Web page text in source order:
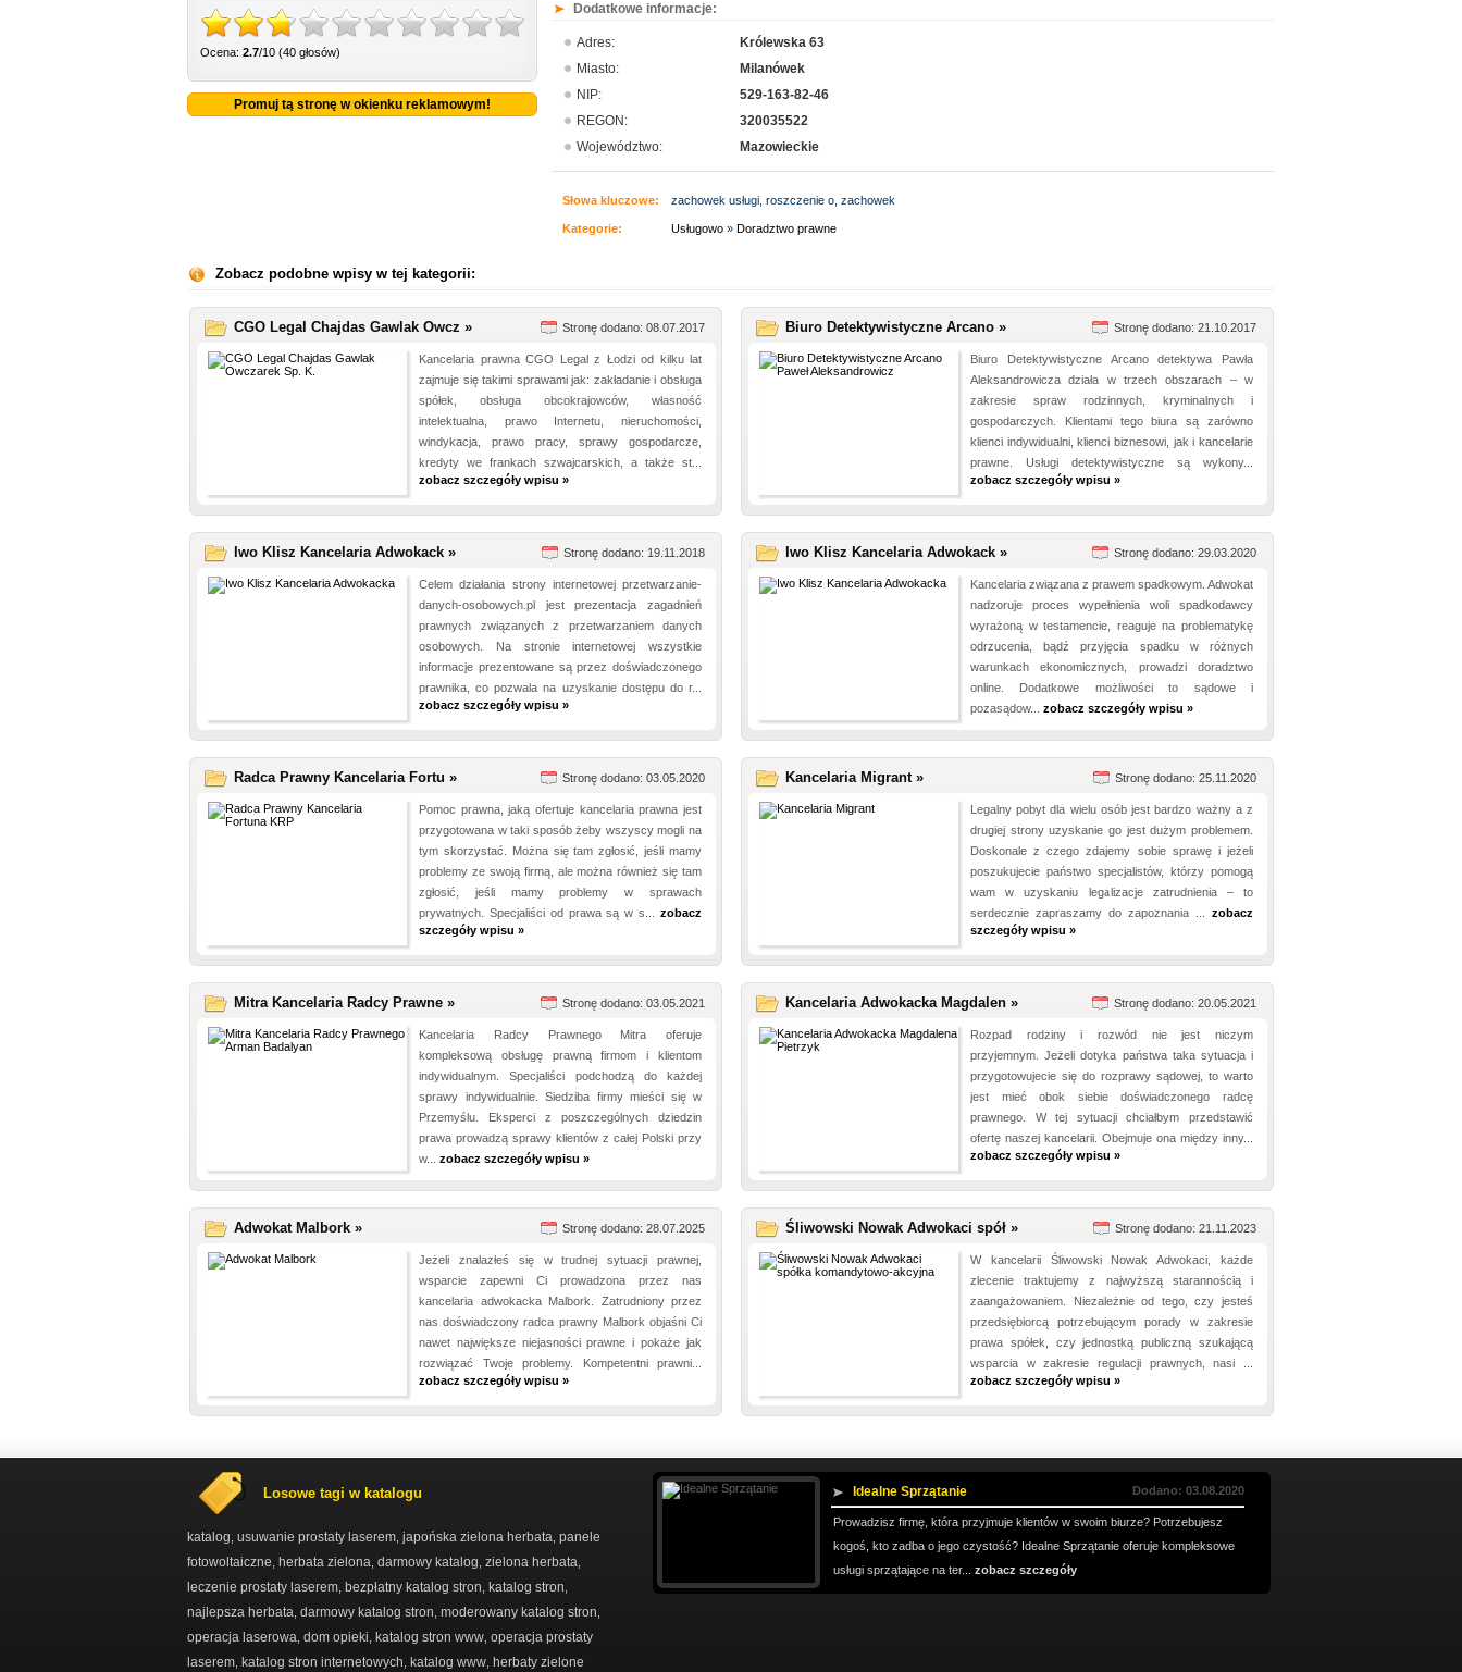
Ocena: 2.7/10 (40 głosów)
Promuj tą stronę w okienku reklamowym!
Dodatkowe informacje:
Adres:
Królewska 63
Miasto:
Milanówek
NIP:
529-163-82-46
REGON:
320035522
Województwo:
Mazowieckie
Słowa kluczowe: zachowek usługi, roszczenie o, zachowek
Kategorie: Usługowo » Doradztwo prawne
Zobacz podobne wpisy w tej kategorii:
CGO Legal Chajdas Gawlak Owcz » Stronę dodano: 08.07.2017
Kancelaria prawna CGO Legal z Łodzi od kilku lat
zajmuje się takimi sprawami jak: zakładanie i obsługa
spółek, obsługa obcokrajowców, własność
intelektualna, prawo Internetu, nieruchomości,
windykacja, prawo pracy, sprawy gospodarcze,
kredyty we frankach szwajcarskich, a także st...
zobacz szczegóły wpisu »
Biuro Detektywistyczne Arcano » Stronę dodano: 21.10.2017
Biuro Detektywistyczne Arcano detektywa Pawła
Aleksandrowicza działa w trzech obszarach – w
zakresie spraw rodzinnych, kryminalnych i
gospodarczych. Klientami tego biura są zarówno
klienci indywidualni, klienci biznesowi, jak i kancelarie
prawne. Usługi detektywistyczne są wykony...
zobacz szczegóły wpisu »
Iwo Klisz Kancelaria Adwokack » Stronę dodano: 19.11.2018
Celem działania strony internetowej przetwarzanie-
danych-osobowych.pl jest prezentacja zagadnień
prawnych związanych z przetwarzaniem danych
osobowych. Na stronie internetowej wszystkie
informacje prezentowane są przez doświadczonego
prawnika, co pozwala na uzyskanie dostępu do r...
zobacz szczegóły wpisu »
Iwo Klisz Kancelaria Adwokack » Stronę dodano: 29.03.2020
Kancelaria związana z prawem spadkowym. Adwokat
nadzoruje proces wypełnienia woli spadkodawcy
wyrażoną w testamencie, reaguje na problematykę
odrzucenia, bądź przyjęcia spadku w różnych
warunkach ekonomicznych, prowadzi doradztwo
online. Dodatkowe możliwości to sądowe i
pozasądow... zobacz szczegóły wpisu »
Radca Prawny Kancelaria Fortu » Stronę dodano: 03.05.2020
Pomoc prawna, jaką ofertuje kancelaria prawna jest
przygotowana w taki sposób żeby wszyscy mogli na
tym skorzystać. Można się tam zgłosić, jeśli mamy
problemy ze swoją firmą, ale można również się tam
zgłosić, jeśli mamy problemy w sprawach
prywatnych. Specjaliści od prawa są w s... zobacz
szczegóły wpisu »
Kancelaria Migrant » Stronę dodano: 25.11.2020
Legalny pobyt dla wielu osób jest bardzo ważny a z
drugiej strony uzyskanie go jest dużym problemem.
Doskonale z czego zdajemy sobie sprawę i jeżeli
poszukujecie państwo specjalistów, którzy pomogą
wam w uzyskaniu legalizacje zatrudnienia – to
serdecznie zapraszamy do zapoznania ... zobacz
szczegóły wpisu »
Mitra Kancelaria Radcy Prawne » Stronę dodano: 03.05.2021
Kancelaria Radcy Prawnego Mitra oferuje
kompleksową obsługę prawną firmom i klientom
indywidualnym. Specjaliści podchodzą do każdej
sprawy indywidualnie. Siedziba firmy mieści się w
Przemyślu. Eksperci z poszczególnych dziedzin
prawa prowadzą sprawy klientów z całej Polski przy
w... zobacz szczegóły wpisu »
Kancelaria Adwokacka Magdalen » Stronę dodano: 20.05.2021
Rozpad rodziny i rozwód nie jest niczym
przyjemnym. Jeżeli dotyka państwa taka sytuacja i
przygotowujecie się do rozprawy sądowej, to warto
jest mieć obok siebie doświadczonego radcę
prawnego. W tej sytuacji chciałbym przedstawić
ofertę naszej kancelarii. Obejmuje ona między inny...
zobacz szczegóły wpisu »
Adwokat Malbork » Stronę dodano: 28.07.2025
Jeżeli znalazłeś się w trudnej sytuacji prawnej,
wsparcie zapewni Ci prowadzona przez nas
kancelaria adwokacka Malbork. Zatrudniony przez
nas doświadczony radca prawny Malbork objaśni Ci
nawet największe niejasności prawne i pokaże jak
rozwiązać Twoje problemy. Kompetentni prawni...
zobacz szczegóły wpisu »
Śliwowski Nowak Adwokaci spół » Stronę dodano: 21.11.2023
W kancelarii Śliwowski Nowak Adwokaci, każde
zlecenie traktujemy z najwyższą starannością i
zaangażowaniem. Niezależnie od tego, czy jesteś
przedsiębiorcą potrzebującym porady w zakresie
prawa spółek, czy jednostką publiczną szukającą
wsparcia w zakresie regulacji prawnych, nasi ...
zobacz szczegóły wpisu »
Losowe tagi w katalogu
katalog usuwanie prostaty laserem japońska zielona herbata panele
fotowoltaiczne
herbata zielona darmowy katalog zielona herbata
leczenie prostaty laserem bezpłatny katalog stron katalog stron
najlepsza herbata darmowy katalog stron moderowany katalog stron
operacja laserowa dom opieki katalog stron www operacja prostaty
laserem katalog stron internetowych katalog www herbaty zielone
Idealne Sprzątanie Dodano: 03.08.2020
Prowadzisz firmę, która przyjmuje klientów w swoim biurze? Potrzebujesz
kogoś, kto zadba o jego czystość? Idealne Sprzątanie oferuje kompleksowe
usługi sprzątające na ter... zobacz szczegóły